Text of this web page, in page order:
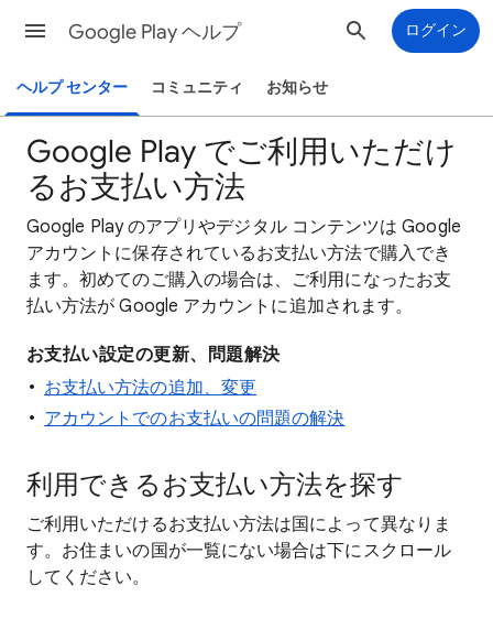
Google Play ヘルプ ログイン
ヘルプ センター コミュニティ お知らせ
Google Play でご利用いただけ
るお支払い方法
Google Play のアプリやデジタル コンテンツは Google
アカウントに保存されているお支払い方法で購入でき
ます。初めてのご購入の場合は、ご利用になったお支
払い方法が Google アカウントに追加されます。
お支払い設定の更新、問題解決
お支払い方法の追加、変更
アカウントでのお支払いの問題の解決
利用できるお支払い方法を探す
ご利用いただけるお支払い方法は国によって異なりま
す。お住まいの国が一覧にない場合は下にスクロール
してください。